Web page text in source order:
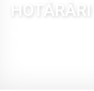
HOTĂRÂRI